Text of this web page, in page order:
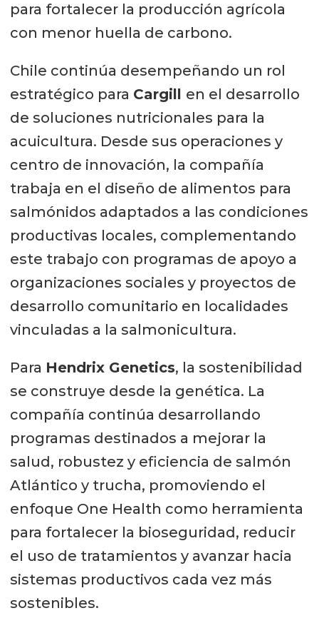
para fortalecer la producción agrícola
con menor huella de carbono.
Chile continúa desempeñando un rol
estratégico para Cargill en el desarrollo
de soluciones nutricionales para la
acuicultura. Desde sus operaciones y
centro de innovación, la compañía
trabaja en el diseño de alimentos para
salmónidos adaptados a las condiciones
productivas locales, complementando
este trabajo con programas de apoyo a
organizaciones sociales y proyectos de
desarrollo comunitario en localidades
vinculadas a la salmonicultura.
Para Hendrix Genetics, la sostenibilidad
se construye desde la genética. La
compañía continúa desarrollando
programas destinados a mejorar la
salud, robustez y eficiencia de salmón
Atlántico y trucha, promoviendo el
enfoque One Health como herramienta
para fortalecer la bioseguridad, reducir
el uso de tratamientos y avanzar hacia
sistemas productivos cada vez más
sostenibles.